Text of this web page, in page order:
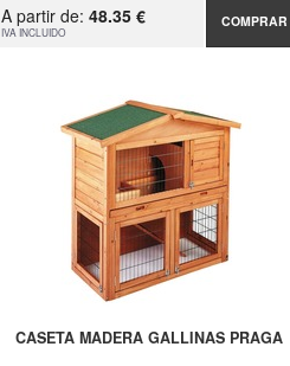
A partir de: 48.35 €
IVA INCLUIDO
COMPRAR
CASETA MADERA GALLINAS PRAGA